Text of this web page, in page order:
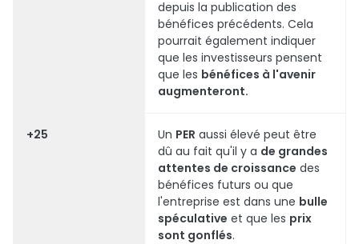
depuis la publication des
bénéfices précédents. Cela
pourrait également indiquer
que les investisseurs pensent
que les bénéfices à l'avenir
augmenteront.
+25 Un PER aussi élevé peut être
dû au fait qu'il y a de grandes
attentes de croissance des
bénéfices futurs ou que
l'entreprise est dans une bulle
spéculative et que les prix
sont gonflés.